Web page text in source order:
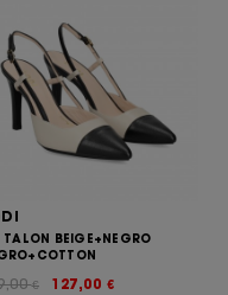
TALON BEIGE+NEGRO
127,00 €
€